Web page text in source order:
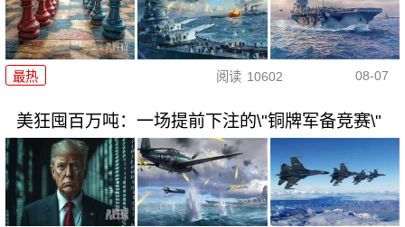
最热 阅读 10602 08-07
美狂囤百万吨：一场提前下注的\"铜牌军备竞赛\"